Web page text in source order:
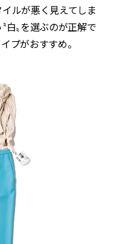
ルが悪く見えてしま
白〟を選ぶのが正解で
プがおすすめ。